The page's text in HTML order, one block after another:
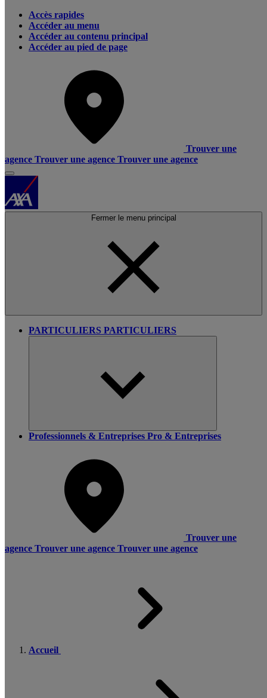
Accès rapides
Accéder au menu
Accéder au contenu principal
Accéder au pied de page
Trouver une
agence Trouver une agence Trouver une agence
Fermer le menu principal
PARTICULIERS PARTICULIERS
Professionnels & Entreprises Pro & Entreprises
Trouver une
agence Trouver une agence Trouver une agence
Accueil